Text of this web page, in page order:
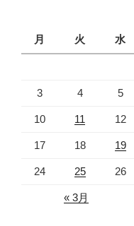
月
火 水
3 4 5
10 11 12
17 18 19
24 25 26
« 3月